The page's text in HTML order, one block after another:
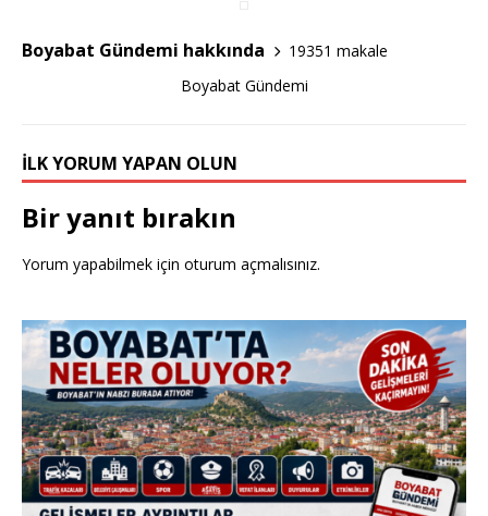
o
k
Boyabat Gündemi hakkında
19351 makale
Boyabat Gündemi
İLK YORUM YAPAN OLUN
Bir yanıt bırakın
Yorum yapabilmek için oturum açmalısınız.